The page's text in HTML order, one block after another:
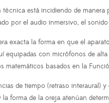
está incidiendo de
por el audio inmersivo, el
exacta la forma en que el
equipadas con micrófonos de
basados en la
de tiempo (retraso
forma de la oreja atenúan